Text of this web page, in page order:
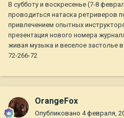
В субботу и воскресенье (7-8
проводиться натаска ретриверов
привлечением опытных
презентация нового номера
живая музыка и веселое застолье в
72-266-72
OrangeFox
Опубликовано 4 февраля,